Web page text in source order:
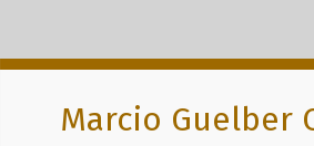
Marcio Guelber